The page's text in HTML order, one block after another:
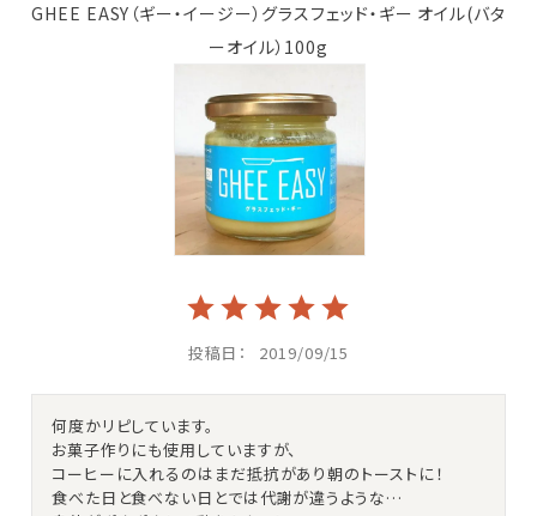
GHEE EASY（ギー・イージー）グラスフェッド・ギー オイル(バタ
ーオイル）100g
投稿日 2019/09/15
何度かリピしています。
お菓子作りにも使用していますが、
コーヒーに入れるのはまだ抵抗があり朝のトーストに！
食べた日と食べない日とでは代謝が違うような…